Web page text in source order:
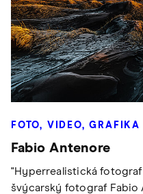
FOTO, VIDEO, GRAFIKA
Fabio Antenore
"Hyperrealistická
švýcarský fotograf Fabio